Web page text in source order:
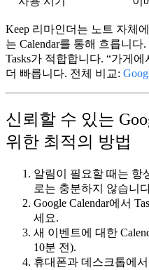
Keep 리마인더는 노트 자체
는 Calendar를 통해 흐릅니
Tasks가 적합합니다. “가게에
더 빠릅니다. 전체 비교:
신뢰할 수 있는
위한 최적의 방법
알림이 필요할 때는 항
로는 충분하지 않습니
Google Calendar에서
세요.
새 이벤트에 대한
10분 전).
휴대폰과 데스크톱에서